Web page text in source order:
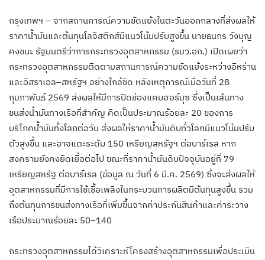
กรุงเทพฯ – จากสถานการณ์ความขัดแย้งในตะวันออกกลางที่ส่งผลให้
ราคาน้ำมันและต้นทุนโลจิสติกส์มีแนวโน้มปรับสูงขึ้น นายธนกร วังบุญ
คงชนะ รัฐมนตรีว่าการกระทรวงอุตสาหกรรม (รมว.อก.) เปิดเผยว่า
กระทรวงอุตสาหกรรมติดตามสถานการณ์ความขัดแย้งระหว่างอิหร่าน
และอิสราเอล–สหรัฐฯ อย่างใกล้ชิด หลังเหตุการณ์เมื่อวันที่ 28
กุมภาพันธ์ 2569 ส่งผลให้มีการปิดช่องแคบฮอร์มุซ ซึ่งเป็นเส้นทาง
ขนส่งน้ำมันทางเรือที่สำคัญ คิดเป็นประมาณร้อยละ 20 ของการ
บริโภคน้ำมันทั้งโลกต่อวัน ส่งผลให้ราคาน้ำมันดิบทั่วโลกมีแนวโน้มปรับ
ตัวสูงขึ้น และอาจแตะระดับ 150 เหรียญสหรัฐฯ ต่อบาร์เรล หาก
สงครามยังคงยืดเยื้อต่อไป ขณะที่ราคาน้ำมันดิบปัจจุบันอยู่ที่ 79
เหรียญสหรัฐ ต่อบาร์เรล (ข้อมูล ณ วันที่ 6 มี.ค. 2569) ซึ่งจะส่งผลให้
อุตสาหกรรมที่มีการใช้เชื้อเพลิงในกระบวนการผลิตมีต้นทุนสูงขึ้น รวม
ถึงต้นทุนการขนส่งทางเรือที่เพิ่มขึ้นจากค่าประกันสินค้าและค่าระวาง
เรือประมาณร้อยละ 50–140
กระทรวงอุตสาหกรรมได้วิเคราะห์โครงสร้างอุตสาหกรรมเพื่อประเมิน